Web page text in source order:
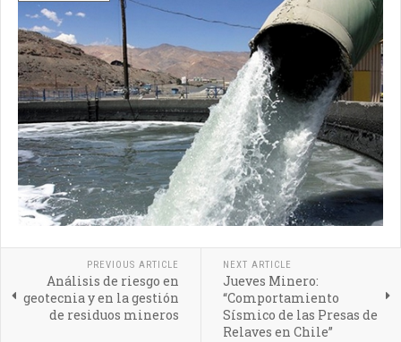
PREVIOUS ARTICLE
Análisis de riesgo en
geotecnia y en la gestión
de residuos mineros
NEXT ARTICLE
Jueves Minero:
“Comportamiento
Sísmico de las Presas de
Relaves en Chile”